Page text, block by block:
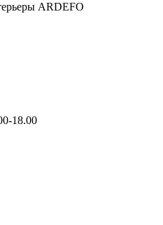
ARDEFO
18.00